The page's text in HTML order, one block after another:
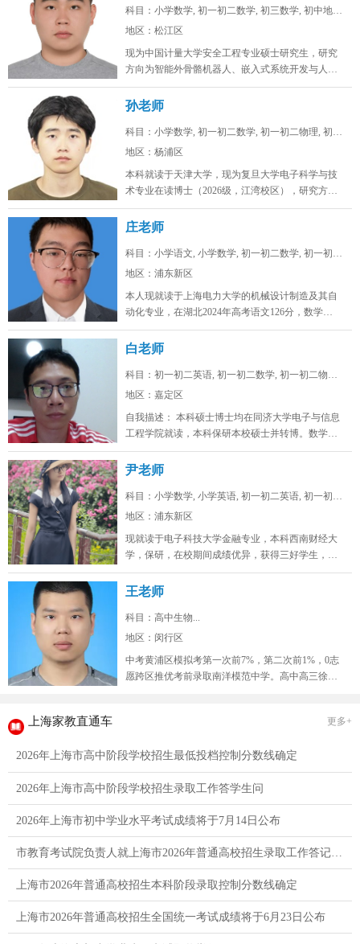
科目：小学数学, 初一初二数学, 初三数学, 初中地理...
地区：松江区
现为中国计量大学安全工程专业硕士研究生，研究
方向为智能外骨骼机器人、嵌入式系统开发与人工
智能算法。目前在卧龙电驱中央研究...
孙老师
科目：小学数学, 初一初二数学, 初一初二物理, 初一...
地区：杨浦区
本科就读于天津大学，现为复旦大学电子科学与技
术专业在读博士（2026级，江湾校区），研究方向
为激光通信。时间充裕，工作日...
庄老师
科目：小学语文, 小学数学, 初一初二数学, 初一初二...
地区：浦东新区
本人现就读于上海电力大学的机械设计制造及其自
动化专业，在湖北2024年高考语文126分，数学
128，物理88，化学92，...
白老师
科目：初一初二英语, 初一初二数学, 初一初二物理, ...
地区：嘉定区
自我描述： 本科硕士博士均在同济大学电子与信息
工程学院就读，本科保研本校硕士并转博。数学高
考142，物理高考91，化学...
尹老师
科目：小学数学, 小学英语, 初一初二英语, 初一初二...
地区：浦东新区
现就读于电子科技大学金融专业，本科西南财经大
学，保研，在校期间成绩优异，获得三好学生，英
语四级证书，英语六级证书，英语六...
王老师
科目：高中生物...
地区：闵行区
中考黄浦区模拟考第一次前7%，第二次前1%，0志
愿跨区推优考前录取南洋模范中学。高中高三徐汇
上海家教直通车 更多+
2026年上海市高中阶段学校招生最低投档控制分数线确定
2026年上海市高中阶段学校招生录取工作答学生问
2026年上海市初中学业水平考试成绩将于7月14日公布
市教育考试院负责人就上海市2026年普通高校招生录取工作答记者问
上海市2026年普通高校招生本科阶段录取控制分数线确定
上海市2026年普通高校招生全国统一考试成绩将于6月23日公布